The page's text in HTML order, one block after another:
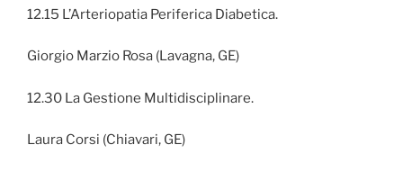
12.15 L’Arteriopatia Periferica Diabetica.
Giorgio Marzio Rosa (Lavagna, GE)
12.30 La Gestione Multidisciplinare.
Laura Corsi (Chiavari, GE)